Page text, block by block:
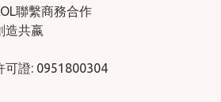
聯繫商務合作
造共嬴
可證: 0951800304